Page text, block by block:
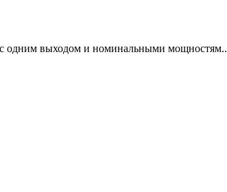
одним выходом и номинальными мощностям..